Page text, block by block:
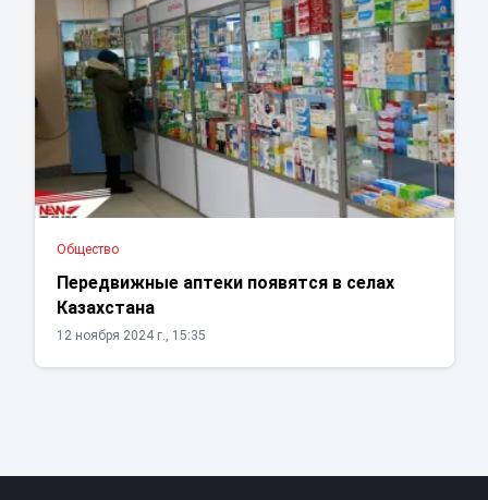
Общество
Передвижные аптеки появятся в селах
Казахстана
12 ноября 2024 г., 15:35